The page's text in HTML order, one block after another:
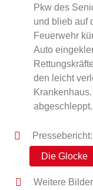
Pkw des
und blieb auf
Feuerwehr
Auto
den leicht
Pressebericht:
Die Glocke
Weitere